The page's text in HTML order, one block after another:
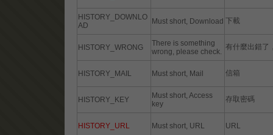
HISTORY_DOWNLO
AD
Must short, Download 下載
HISTORY_WRONG
There is something
wrong, please check.
有什麼出錯了
HISTORY_MAIL Must short, Mail 信箱
HISTORY_KEY
Must short, Access
key
存取密碼
HISTORY_URL Must short, URL URL